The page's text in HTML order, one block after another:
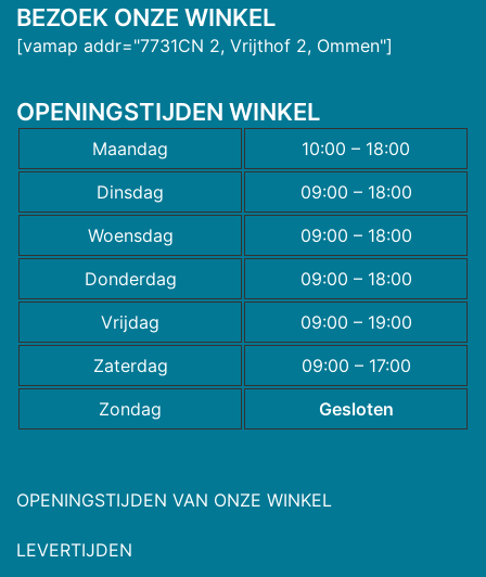
BEZOEK ONZE WINKEL
[vamap addr="7731CN 2, Vrijthof 2, Ommen"]
OPENINGSTIJDEN WINKEL
Maandag
10:00 – 18:00
Dinsdag
09:00 – 18:00
Woensdag
09:00 – 18:00
Donderdag
09:00 – 18:00
Vrijdag
09:00 – 19:00
Zaterdag
09:00 – 17:00
Zondag
Gesloten
OPENINGSTIJDEN VAN ONZE WINKEL
LEVERTIJDEN